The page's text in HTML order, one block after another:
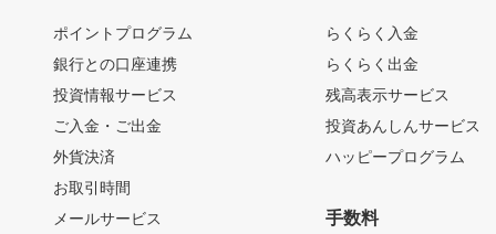
ポイントプログラム
銀行との口座連携
投資情報サービス
ご入金・ご出金
外貨決済
お取引時間
メールサービス
らくらく入金
らくらく出金
残高表示サービス
投資あんしんサービス
ハッピープログラム
手数料